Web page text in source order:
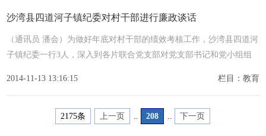
沙湾县四道河子镇纪委对村干部进行廉政谈话
（通讯员 潘会）为做好年底对村干部的绩效考核工作，沙湾县四道河
子镇纪委一行3人，深入到各片联合党支部对党支部书记和党小组组
2014-11-13 13:16:15
栏目：教育
2175条 上一页 .. 208 .. 下一页